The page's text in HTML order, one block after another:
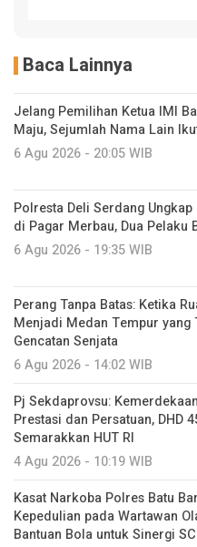
Baca Lainnya
Jelang Pemilihan Ketua IMI
Maju, Sejumlah Nama Lain
6 Agu 2026 - 20:05 WIB
Polresta Deli Serdang
di Pagar Merbau, Dua Pelaku
6 Agu 2026 - 19:35 WIB
Perang Tanpa Batas: Ketika
Menjadi Medan Tempur yang
Gencatan Senjata
6 Agu 2026 - 14:02 WIB
Pj Sekdaprovsu:
Prestasi dan Persatuan, DHD
Semarakkan HUT RI
4 Agu 2026 - 10:19 WIB
Kasat Narkoba Polres Batu
Kepedulian pada Wartawan
Bantuan Bola untuk Sinergi SC